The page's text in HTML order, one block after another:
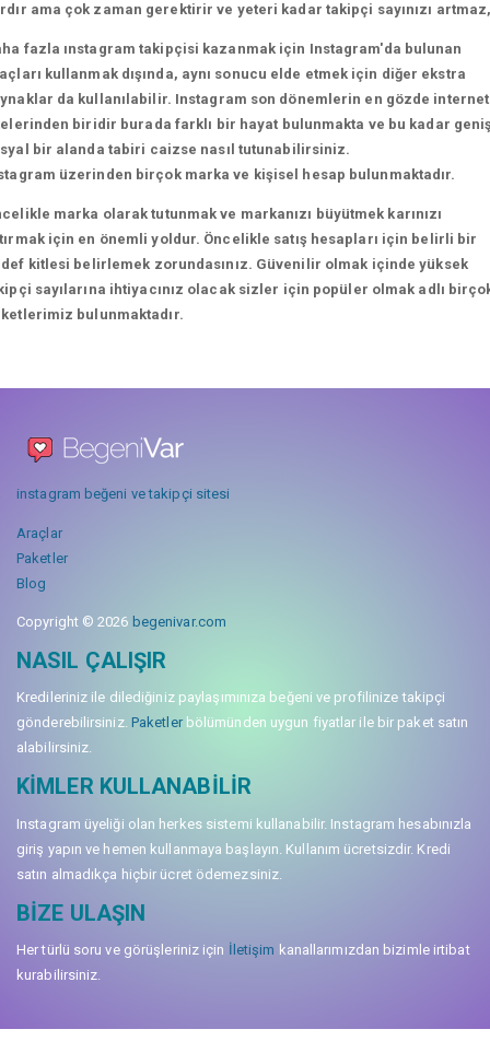
ama çok zaman gerektirir ve yeteri kadar takipçi sayınızı
fazla ınstagram takipçisi kazanmak için Instagram'da bulunan
kullanmak dışında, aynı sonucu elde etmek için diğer ekstra
da kullanılabilir. Instagram son dönemlerin en gözde internet
biridir burada farklı bir hayat bulunmakta ve bu kadar
bir alanda tabiri caizse nasıl tutunabilirsiniz.
üzerinden birçok marka ve kişisel hesap bulunmaktadır.
marka olarak tutunmak ve markanızı büyütmek karınızı
için en önemli yoldur. Öncelikle satış hesapları için belirli bir
kitlesi belirlemek zorundasınız. Güvenilir olmak içinde yüksek
sayılarına ihtiyacınız olacak sizler için popüler olmak adlı
bulunmaktadır.
instagram beğeni ve takipçi sitesi
Araçlar
Paketler
Blog
Copyright © 2026 begenivar.com
NASIL ÇALIŞIR
Kredileriniz ile dilediğiniz paylaşımınıza beğeni ve profilinize takipçi
gönderebilirsiniz. Paketlerbölümünden uygun fiyatlar ile bir paket satın
alabilirsiniz.
KIMLER KULLANABILIR
Instagram üyeliği olan herkes sistemi kullanabilir. Instagram hesabınızla
giriş yapın ve hemen kullanmaya başlayın. Kullanım ücretsizdir. Kredi
satın almadıkça hiçbir ücret ödemezsiniz.
BIZE ULAŞIN
Her türlü soru ve görüşleriniz için İletişim kanallarımızdan bizimle irtibat
kurabilirsiniz.